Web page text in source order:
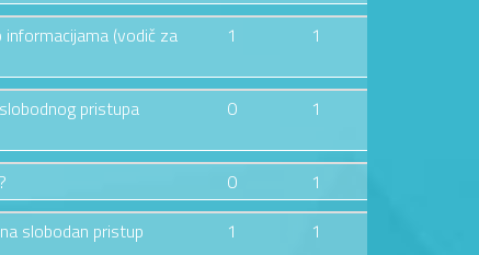
(vodič za
1 1
pristupa
0 1
0
1
slobodan pristup
1 1